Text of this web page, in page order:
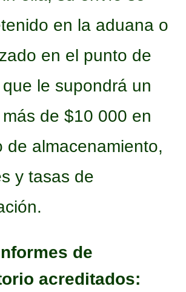
en la aduana o
en el punto de
le supondrá un
de $10 000 en
de almacenamiento,
y tasas de
de
acreditados: